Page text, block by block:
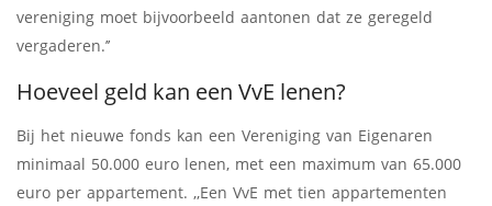
vereniging moet bijvoorbeeld aantonen dat ze geregeld
vergaderen.’’
Hoeveel geld kan een VvE lenen?
Bij het nieuwe fonds kan een Vereniging van Eigenaren
minimaal 50.000 euro lenen, met een maximum van 65.000
euro per appartement. ,,Een VvE met tien appartementen